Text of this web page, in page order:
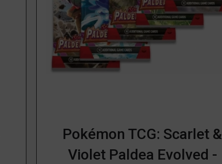
Pokémon TCG: Scarlet &
Violet Paldea Evolved -